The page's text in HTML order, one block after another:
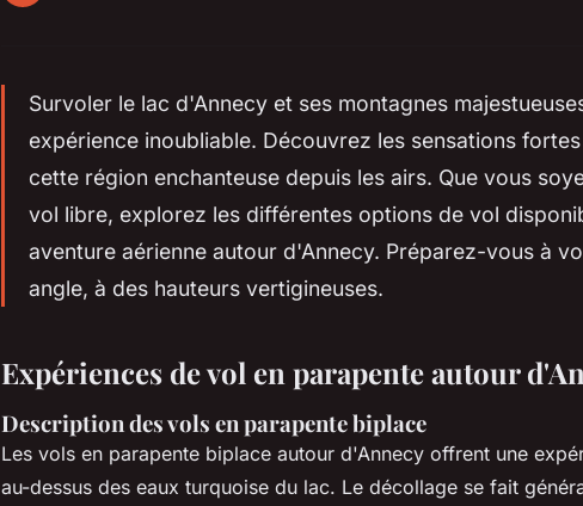
Survoler le lac d'Annecy et ses montagnes
expérience inoubliable. Découvrez les sensations
cette région enchanteuse depuis les airs. Que vous
vol libre, explorez les différentes options de vol
aventure aérienne autour d'Annecy. Préparez-vous à
angle, à des hauteurs vertigineuses.
Expériences de vol en parapente autour
Description des vols en parapente biplace
Les vols en parapente biplace autour d'Annecy offrent une
au-dessus des eaux turquoise du lac. Le décollage se fait